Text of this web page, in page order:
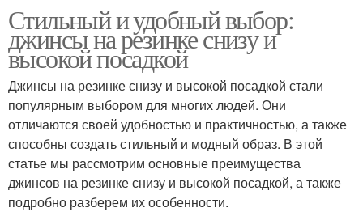
Стильный и удобный выбор:
джинсы на резинке снизу и
высокой посадкой
Джинсы на резинке снизу и высокой посадкой стали
популярным выбором для многих людей. Они
отличаются своей удобностью и практичностью, а также
способны создать стильный и модный образ. В этой
статье мы рассмотрим основные преимущества
джинсов на резинке снизу и высокой посадкой, а также
подробно разберем их особенности.